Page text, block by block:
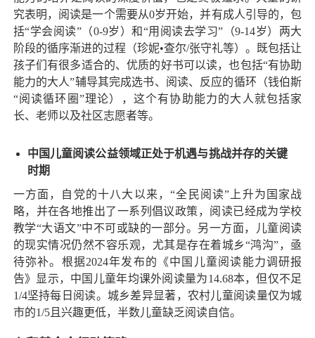
究表明，阅读是一个需要从0岁开始，并有成人引导的，包
括“学会阅读”（0-9岁）和“用阅读去学习”（9-14岁）两大
阶段的循序渐进的过程（珍妮•查尔/张守礼等）。既包括让
孩子们有很多适合的、优质的好书可以读，也包括“有协助
能力的大人”辅导其完成选书、阅读、反应的循环（钱伯斯
“阅读循环圈”理论），这个有协助能力的大人就包括家
长、老师以及社区志愿者等。
中国儿童阅读公益领域正处于机遇与挑战并存的关键
时期
一方面，自党的十八大以来，“全民阅读”上升为国家战
略，并在各地推出了一系列倡议政策，阅读已经成为学校
教学“大语文”中不可或缺的一部分。另一方面，儿童阅读
的现实情况仍然不容乐观，尤其是存在着城乡“鸿沟”，亟
待弥补。根据2024年发布的 《中国儿童阅读能力调研报
告》显示， 中国儿童年均课外阅读量为14.68本，但仅不足
1/4坚持每日阅读。城乡差异显著，农村儿童阅读量仅为城
市的1/5且兴趣更低，半数儿童缺乏阅读自信。